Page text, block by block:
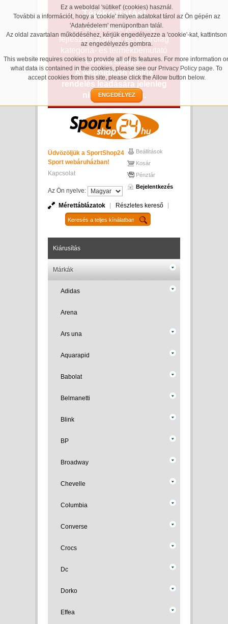
Ez a weboldal 'sütiket' (cookies) használ.
További a információt, hogy a 'cookie' milyen adatokat tárol az Ön gépén az
'Adatvédelem' menüpontban talál.
Az oldal zavartalan működéséhez, kérjük engedélyezze a 'cookie'-kat, kattintson
az engedélyezés gombra.
This website requires cookies to provide all of its features. For more information
what data is contained in the cookies, please see our Privacy Policy page. To
accept cookies from this site, please click the Allow button below.
ENGEDÉLYEZ
Tájékoztatás!
Ez a weboldal jelenleg
fejlesztés alatt áll, és kizárólag
kategória- és termékbemutató
célokat szolgál.
A weboldalon online
rendelés leadására jelenleg
nincs lehetőség.
Üdvözöljük a SportShop24
Sport webáruházban!
Kapcsolat
Az Ön nyelve:
Beállítások
Kosár
Pénztár
Bejelentkezés
Mérettáblázatok Részletes kereső
Kiárusítás
Márkák
Adidas
Arena
Ars una
Aquarapid
Babolat
Belmanetti
Blink
BP
Broadway
Chevelle
Columbia
Converse
Crocs
Dc
Dorko
Effea